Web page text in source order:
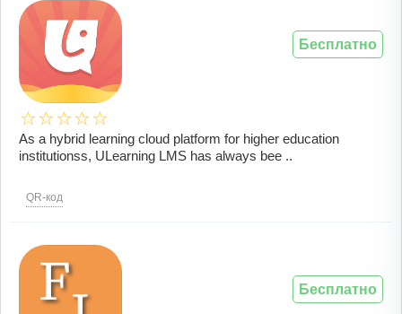
As a hybrid learning cloud platform for higher education
institutionss, ULearning LMS has always bee ..
QR-код
Бесплатно
Бесплатно